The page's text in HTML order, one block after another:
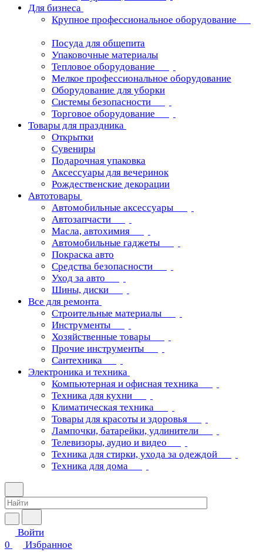
Для бизнеса
Крупное профессиональное оборудование
Посуда для общепита
Упаковочные материалы
Тепловое оборудование
Мелкое профессиональное оборудование
Оборудование для уборки
Системы безопасности
Торговое оборудование
Товары для праздника
Открытки
Сувениры
Подарочная упаковка
Аксессуары для вечеринок
Рождественские декорации
Автотовары
Автомобильные аксессуары
Автозапчасти
Масла, автохимия
Автомобильные гаджеты
Покраска авто
Средства безопасности
Уход за авто
Шины, диски
Все для ремонта
Строительные материалы
Инструменты
Хозяйственные товары
Прочие инструменты
Сантехника
Электроника и техника
Компьютерная и офисная техника
Техника для кухни
Климатическая техника
Товары для красоты и здоровья
Лампочки, батарейки, удлинители
Телевизоры, аудио и видео
Техника для стирки, ухода за одеждой
Техника для дома
Войти
0
Избранное